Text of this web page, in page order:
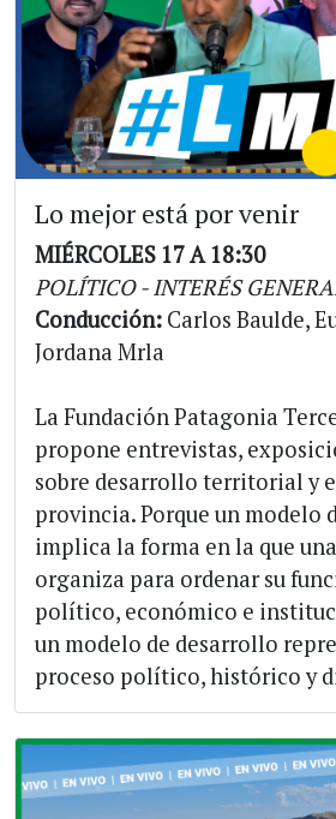
Lo mejor está por venir
MIÉRCOLES 17 A 18:30
POLÍTICO - INTERÉS
Conducción: Carlos Baulde,
Jordana Mrla
La Fundación Patagonia
propone entrevistas,
sobre desarrollo territorial y
provincia. Porque un modelo
implica la forma en la que
organiza para ordenar su
político, económico e
un modelo de desarrollo
proceso político, histórico y